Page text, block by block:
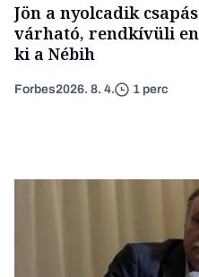
Jön a nyolcadik
várható, rendkívüli
ki a Nébih
Forbes2026. 8. 4. 1 perc